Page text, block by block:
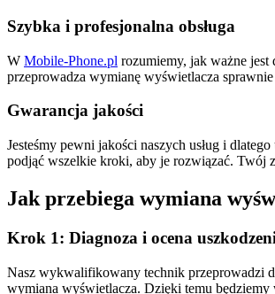
Szybka i profesjonalna obsługa
W Mobile-Phone.pl rozumiemy, jak ważne jest
przeprowadza wymianę wyświetlacza
Gwarancja jakości
Jesteśmy pewni jakości naszych usług i
podjąć wszelkie kroki, aby je rozwiązać. Twój
Jak przebiega wymiana
Krok 1: Diagnoza i ocena
Nasz wykwalifikowany technik przeprowadzi
wymiana wyświetlacza. Dzięki temu będziemy